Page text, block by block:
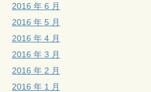
2016 年 6 月
2016 年 5 月
2016 年 4 月
2016 年 3 月
2016 年 2 月
2016 年 1 月